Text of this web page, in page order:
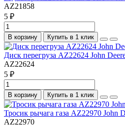
AZ21858
5 ₽
В корзину Купить в 1 клик
Диск перегруза AZ22624 John
AZ22624
5 ₽
В корзину Купить в 1 клик
Тросик рычага газа AZ22970 John
AZ22970